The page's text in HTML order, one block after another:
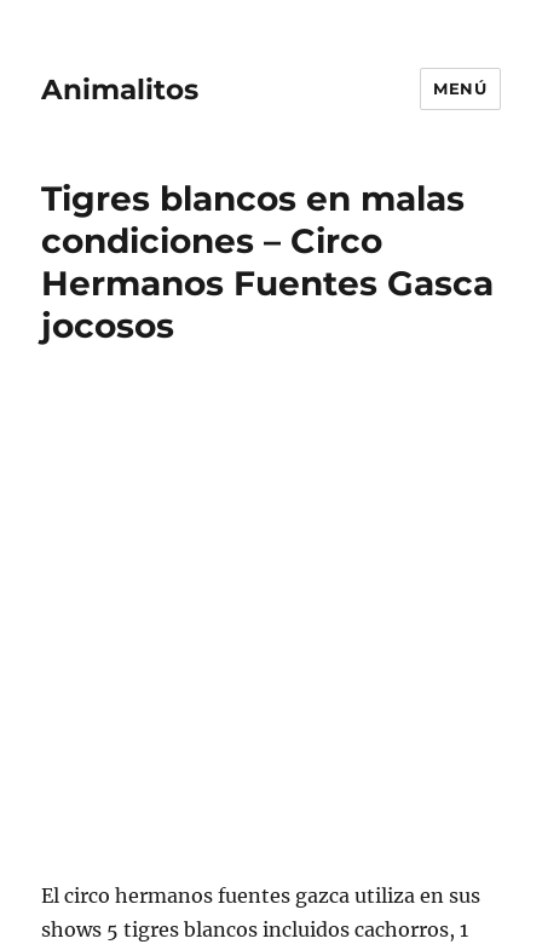
Animalitos MENÚ
Tigres blancos en malas
condiciones – Circo
Hermanos Fuentes Gasca
jocosos
El circo hermanos fuentes gazca utiliza en sus
shows 5 tigres blancos incluidos cachorros, 1